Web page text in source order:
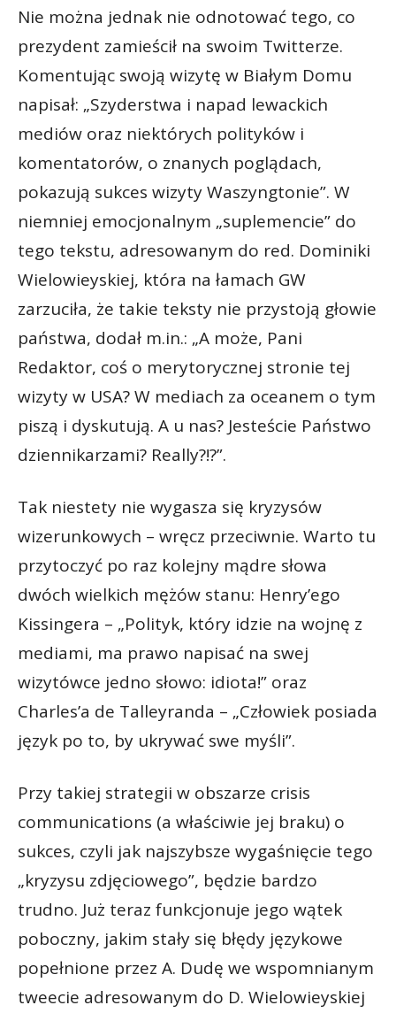
Nie można jednak nie odnotować tego, co
prezydent zamieścił na swoim Twitterze.
Komentując swoją wizytę w Białym Domu
napisał: „Szyderstwa i napad lewackich
mediów oraz niektórych polityków i
komentatorów, o znanych poglądach,
pokazują sukces wizyty Waszyngtonie”. W
niemniej emocjonalnym „suplemencie” do
tego tekstu, adresowanym do red. Dominiki
Wielowieyskiej, która na łamach GW
zarzuciła, że takie teksty nie przystoją głowie
państwa, dodał m.in.: „A może, Pani
Redaktor, coś o merytorycznej stronie tej
wizyty w USA? W mediach za oceanem o tym
piszą i dyskutują. A u nas? Jesteście Państwo
dziennikarzami? Really?!?”.
Tak niestety nie wygasza się kryzysów
wizerunkowych – wręcz przeciwnie. Warto tu
przytoczyć po raz kolejny mądre słowa
dwóch wielkich mężów stanu: Henry’ego
Kissingera – „Polityk, który idzie na wojnę z
mediami, ma prawo napisać na swej
wizytówce jedno słowo: idiota!” oraz
Charles’a de Talleyranda – „Człowiek posiada
język po to, by ukrywać swe myśli”.
Przy takiej strategii w obszarze crisis
communications (a właściwie jej braku) o
sukces, czyli jak najszybsze wygaśnięcie tego
„kryzysu zdjęciowego”, będzie bardzo
trudno. Już teraz funkcjonuje jego wątek
poboczny, jakim stały się błędy językowe
popełnione przez A. Dudę we wspomnianym
tweecie adresowanym do D. Wielowieyskiej